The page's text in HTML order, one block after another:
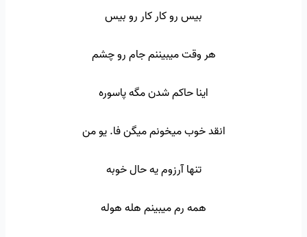
بیس رو کار کار رو بیس
هر وقت میبیننم جام رو چشم
اینا حاکم شدن مگه پاسوره
انقد خوب میخونم میگن فا. یو من
تنها آرزوم یه حال خوبه
همه رم میبینم هله هوله